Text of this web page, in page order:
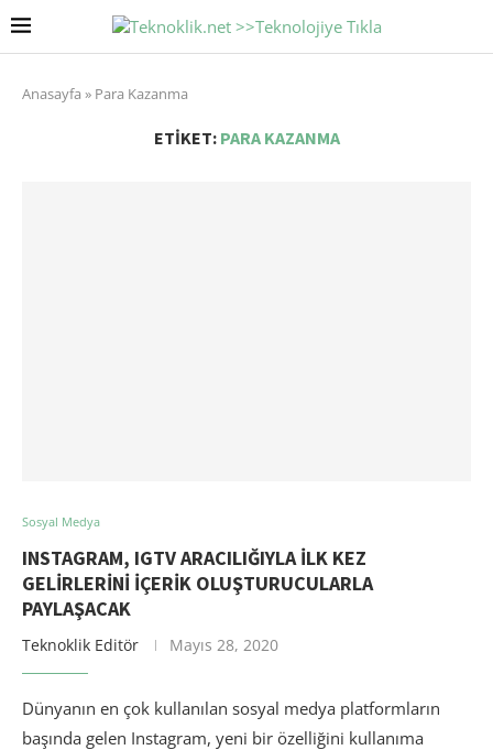
Anasayfa » Para Kazanma
ETIKET: PARA KAZANMA
Sosyal Medya
INSTAGRAM, IGTV ARACILIĞIYLA ILK KEZ
GELIRLERINI IÇERIK OLUŞTURUCULARLA
PAYLAŞACAK
Teknoklik Editör Mayıs 28, 2020
Dünyanın en çok kullanılan sosyal medya platformların
başında gelen Instagram, yeni bir özelliğini kullanıma